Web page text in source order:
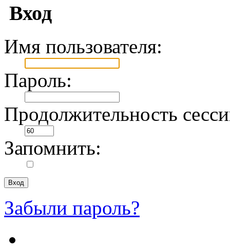
Вход
Имя пользователя:
Пароль:
Продолжительность
Запомнить:
Забыли пароль?